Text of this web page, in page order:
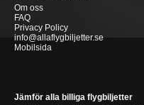
Om oss
FAQ
Privacy Policy
info@allaflygbiljetter.se
Mobilsida
Jämför alla billiga flygbiljetter